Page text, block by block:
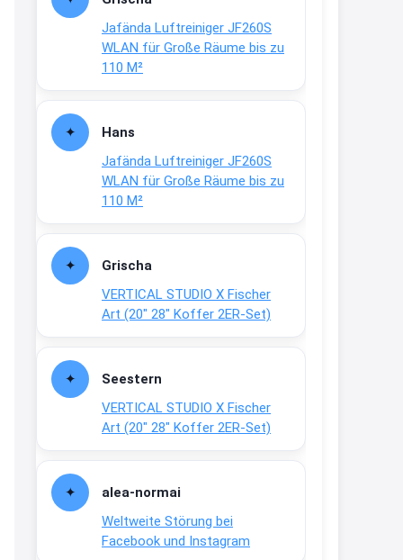
Jafända Luftreiniger JF260S
WLAN für Große Räume bis zu
110 M²
Hans
Jafända Luftreiniger JF260S
WLAN für Große Räume bis zu
110 M²
Grischa
VERTICAL STUDIO X Fischer
Art (20″ 28″ Koffer 2ER-Set)
Seestern
VERTICAL STUDIO X Fischer
Art (20″ 28″ Koffer 2ER-Set)
alea-normai
Weltweite Störung bei
Facebook und Instagram
↩
Joachim
Ab diesem Jahr gibt es keine
Fielmann-Blinkis mehr / wurde
www.fielmann-
group.com/blinkis...
13:44
dich zu sehen, alles gut?
15:01
An 01.08. / Sensodyne Rabatt 3€
/ max. 15.000www.erlebe-
↩